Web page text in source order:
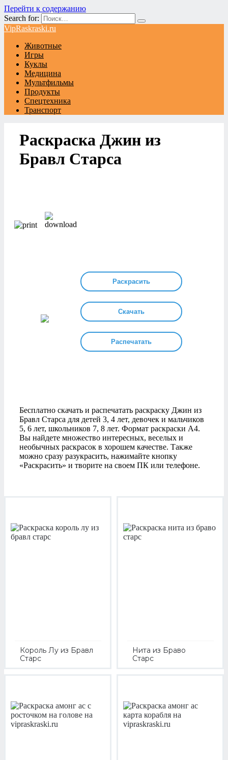
Перейти к содержанию
Search for:
VipRaskraski.ru
Животные
Игры
Куклы
Медицина
Мультфильмы
Продукты
Спецтехника
Транспорт
Раскраска Джин из
Бравл Старса
Раскрасить
Скачать
Распечатать
Бесплатно скачать и распечатать раскраску Джин из
Бравл Старса для детей 3, 4 лет, девочек и мальчиков
5, 6 лет, школьников 7, 8 лет. Формат раскраски А4.
Вы найдете множество интересных, веселых и
необычных раскрасок в хорошем качестве. Также
можно сразу разукрасить, нажимайте кнопку
«Раскрасить» и творите на своем ПК или телефоне.
Король Лу из Бравл
Старс
Нита из Браво
Старс